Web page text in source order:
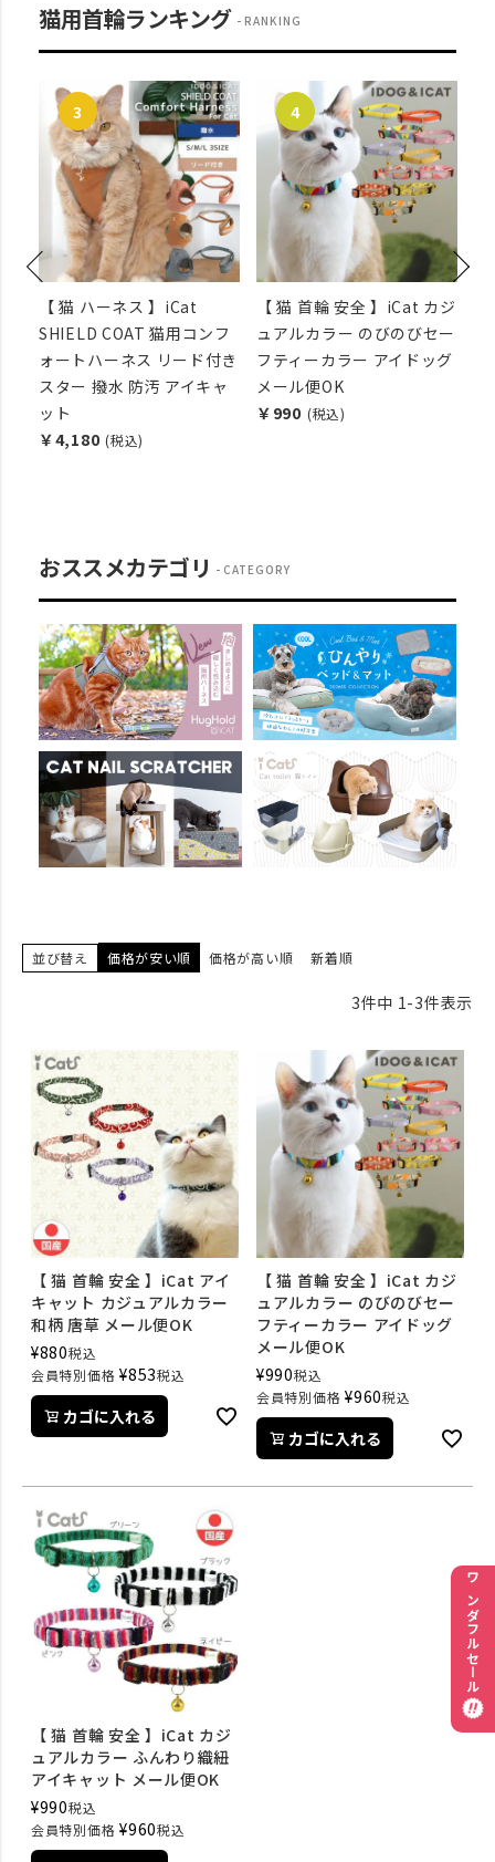
猫用首輪ランキング RANKING
【 猫 ハーネス 】iCat
SHIELD COAT 猫用コンフ
ォートハーネス リード付き
スター 撥水 防汚 アイキャ
ット
￥4,180 (税込)
【 猫 首輪 安全 】iCat カジ
ュアルカラー のびのびセー
フティーカラー アイドッグ
メール便OK
￥990 (税込)
おススメカテゴリ CATEGORY
並び替え 価格が安い順 価格が高い順 新着順
3件中 1-3件表示
【 猫 首輪 安全 】iCat アイ
キャット カジュアルカラー
和柄 唐草 メール便OK
¥880税込
会員特別価格 ¥853税込
カゴに入れる
【 猫 首輪 安全 】iCat カジ
ュアルカラー のびのびセー
フティーカラー アイドッグ
メール便OK
¥990税込
会員特別価格 ¥960税込
カゴに入れる
【 猫 首輪 安全 】iCat カジ
ュアルカラー ふんわり織紐
アイキャット メール便OK
¥990税込
会員特別価格 ¥960税込
ワンダフルセール